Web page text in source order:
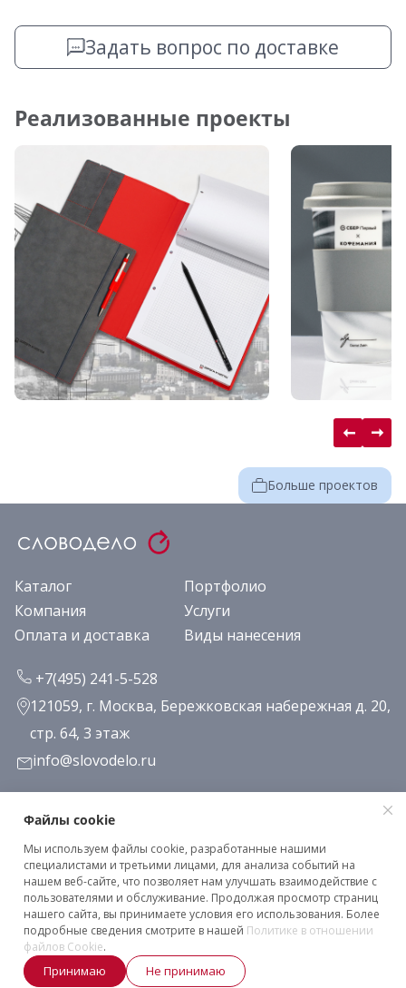
Задать вопрос по доставке
Реализованные проекты
Больше проектов
Каталог
Портфолио
Компания
Услуги
Оплата и доставка
Виды нанесения
+7(495) 241-5-528
121059, г. Москва, Бережковская набережная д. 20,
стр. 64, 3 этаж
info@slovodelo.ru
Заказать звонок
Подписаться на рассылку
Клиентское соглашение
Политика конфиденциальности
2026 © «Словодело». Все права защищены
Файлы cookie
Мы используем файлы cookie, разработанные нашими
специалистами и третьими лицами, для анализа событий на
нашем веб-сайте, что позволяет нам улучшать взаимодействие с
пользователями и обслуживание. Продолжая просмотр страниц
нашего сайта, вы принимаете условия его использования. Более
подробные сведения смотрите в нашей Политике в отношении
файлов Cookie.
Принимаю Не принимаю